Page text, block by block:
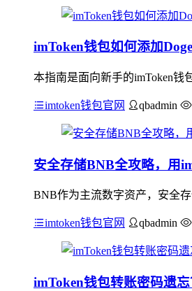
imToken钱包如何添加
本指南是面向新手的imToken钱
imtoken钱包官网 qbadmin
安全存储BNB全攻略，用
BNB作为主流数字资产，安全
imtoken钱包官网 qbadmin
imToken钱包转账密码遗